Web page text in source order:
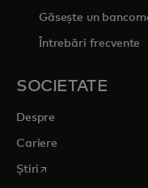
Găsește un
Întrebări frecvente
SOCIETATE
Despre
Cariere
Știri opens in a new tab